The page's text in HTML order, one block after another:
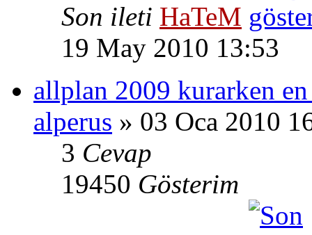
Son ileti HaTeM
19 May 2010 13:53
allplan 2009 kurarken en
alperus » 03 Oca 2010
3 Cevap
19450 Gösterim